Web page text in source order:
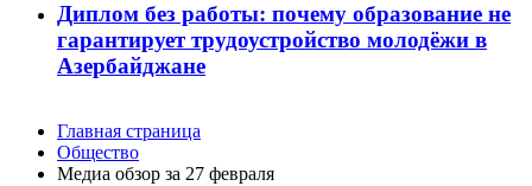
Диплом без работы: почему образование не
гарантирует трудоустройство молодёжи в
Азербайджане
Главная страница
Общество
Meдиа обзор за 27 февраля